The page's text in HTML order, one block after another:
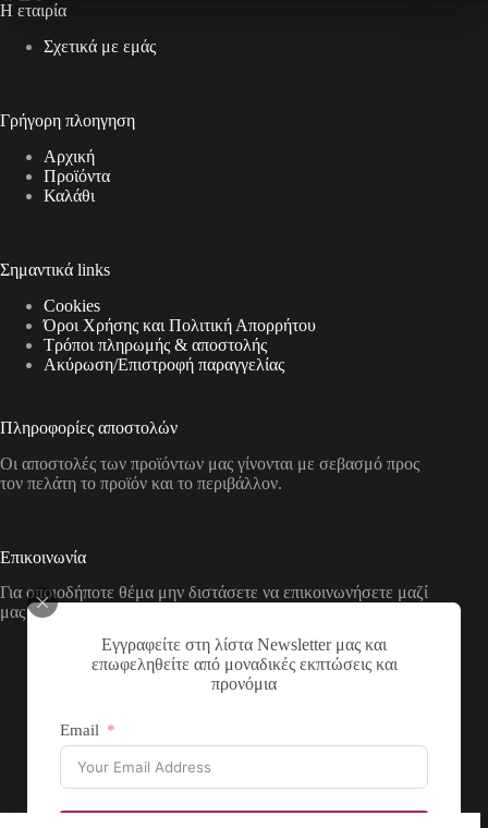
Εγγραφείτε στη λίστα Newsletter μας και
επωφεληθείτε από μοναδικές εκπτώσεις και
προνόμια
Email
Η εταιρία
Σχετικά με εμάς
Γρήγορη πλοηγηση
Αρχική
Προϊόντα
Καλάθι
Σημαντικά links
Cookies
Όροι Χρήσης και Πολιτική Απορρήτου
Τρόποι πληρωμής & αποστολής
Aκύρωση/Επιστροφή παραγγελίας
Πληροφορίες αποστολών
Οι αποστολές των προϊόντων μας γίνονται με σεβασμό προς
τον πελάτη το προϊόν και το περιβάλλον.
Επικοινωνία
Για οποιοδήποτε θέμα μην διστάσετε να επικοινωνήσετε μαζί
μας με τους παρακάτω τρόπους
Διεύθυνση:
Νικολάου Χάσου 19, ΤΚ 53100, Φλώρινα,
Τηλέφωνο:
+30 2385 503290
Email: